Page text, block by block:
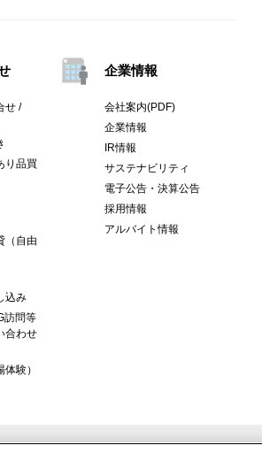
せ /
り品買
（自由
込み
訪問等
合わせ
験）
企業情報
会社案内(PDF)
企業情報
IR情報
サステナビリティ
電子公告・決算公告
採用情報
アルバイト情報